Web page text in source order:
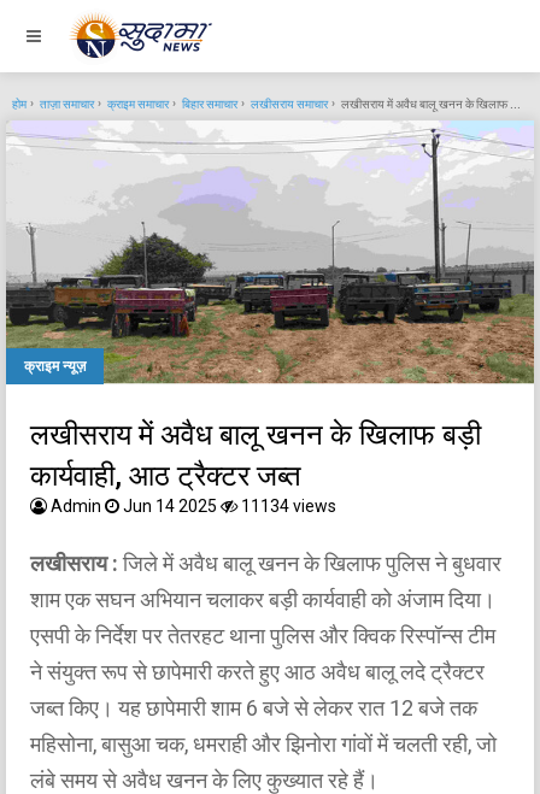
होम ताज़ा समाचार क्राइम समाचार बिहार समाचार लखीसराय समाचार लखीसराय में अवैध बालू खनन के खिलाफ बड़ी कार्यवाही, आठ ट्रैक्टर जब्त
क्राइम न्यूज़
लखीसराय में अवैध बालू खनन के खिलाफ बड़ी
कार्यवाही, आठ ट्रैक्टर जब्त
Admin Jun 14 2025 11134 views
लखीसराय :जिले में अवैध बालू खनन के खिलाफ पुलिस ने बुधवार
शाम एक सघन अभियान चलाकर बड़ी कार्यवाही को अंजाम दिया।
एसपी के निर्देश पर तेतरहट थाना पुलिस और क्विक रिस्पॉन्स टीम
ने संयुक्त रूप से छापेमारी करते हुए आठ अवैध बालू लदे ट्रैक्टर
जब्त किए। यह छापेमारी शाम 6 बजे से लेकर रात 12 बजे तक
महिसोना, बासुआ चक, धमराही और झिनोरा गांवों में चलती रही, जो
लंबे समय से अवैध खनन के लिए कुख्यात रहे हैं।